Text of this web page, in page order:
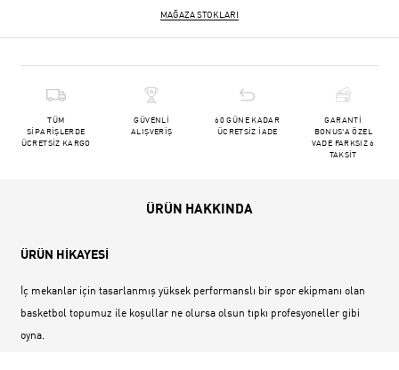
MAĞAZA STOKLARI
TÜM
SİPARİŞLERDE
ÜCRETSİZ KARGO
GÜVENLİ
ALIŞVERİŞ
60 GÜNE KADAR
ÜCRETSİZ İADE
GARANTİ
BONUS'A ÖZEL
VADE FARKSIZ 6
TAKSİT
ÜRÜN HAKKINDA
ÜRÜN HİKAYESİ
İç mekanlar için tasarlanmış yüksek performanslı bir spor ekipmanı olan
basketbol topumuz ile koşullar ne olursa olsun tıpkı profesyoneller gibi
oyna.